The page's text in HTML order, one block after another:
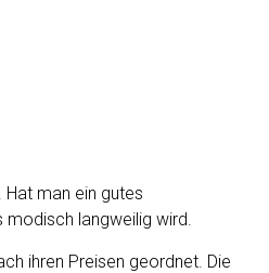
man ein gutes
modisch langweilig wird.
ihren Preisen geordnet. Die